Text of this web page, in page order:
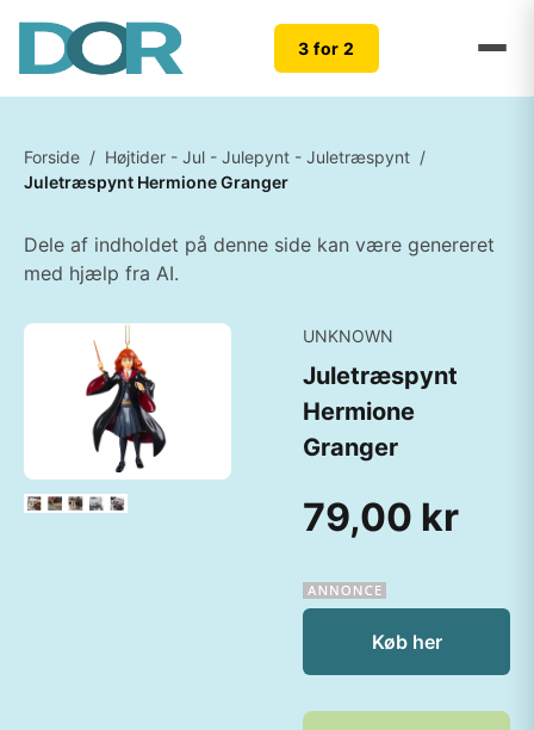
3 for 2
Forside / Højtider - Jul - Julepynt - Juletræspynt /
Juletræspynt Hermione Granger
Dele af indholdet på denne side kan være genereret
med hjælp fra AI.
UNKNOWN
Juletræspynt
Hermione
Granger
79,00 kr
Køb her